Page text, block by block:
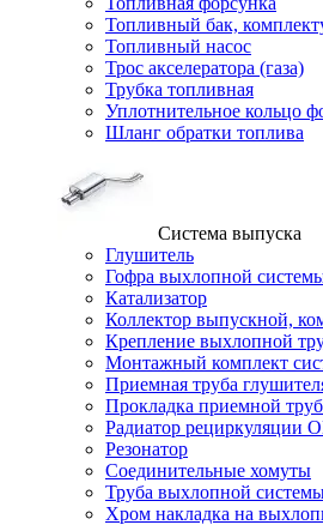
Топливный бак,
Топливный насос
Трос акселератора (газа)
Трубка топливная
Уплотнительное кольцо
Шланг обратки топлива
Система выпуска
Глушитель
Гофра выхлопной
Катализатор
Коллектор выпускной,
Крепление выхлопной
Монтажный комплект
Приемная труба
Прокладка приемной
Радиатор рециркуляции
Резонатор
Соединительные хомуты
Труба выхлопной
Хром накладка на